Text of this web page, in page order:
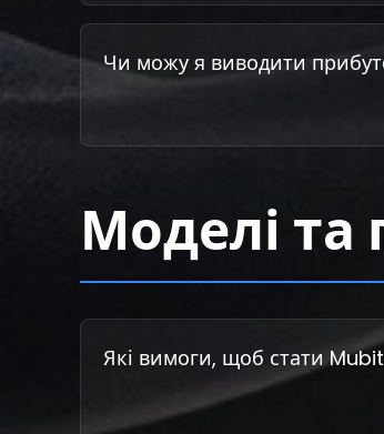
Чи можу я виводити
Моделі та
Які вимоги, щоб стати